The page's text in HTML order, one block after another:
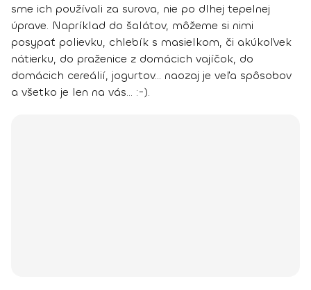
sme ich používali za surova, nie po dlhej tepelnej
úprave. Napríklad do šalátov, môžeme si nimi
posypať polievku, chlebík s masielkom, či akúkoľvek
nátierku, do praženice z domácich vajíčok, do
domácich cereálií, jogurtov... naozaj je veľa spôsobov
a všetko je len na vás... :-).